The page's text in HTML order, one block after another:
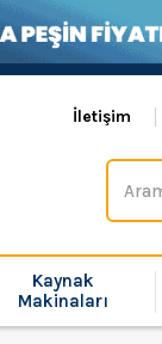
İletişim
Kaynak
Makinaları